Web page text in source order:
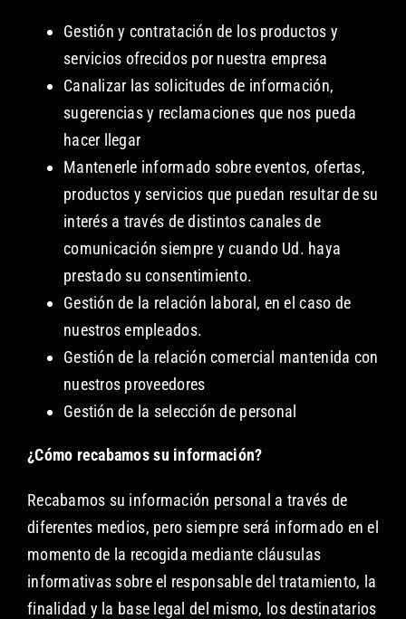
Gestión y contratación de los productos y
servicios ofrecidos por nuestra empresa
Canalizar las solicitudes de información,
sugerencias y reclamaciones que nos pueda
hacer llegar
Mantenerle informado sobre eventos, ofertas,
productos y servicios que puedan resultar de su
interés a través de distintos canales de
comunicación siempre y cuando Ud. haya
prestado su consentimiento.
Gestión de la relación laboral, en el caso de
nuestros empleados.
Gestión de la relación comercial mantenida con
nuestros proveedores
Gestión de la selección de personal
¿Cómo recabamos su información?
Recabamos su información personal a través de
diferentes medios, pero siempre será informado en el
momento de la recogida mediante cláusulas
informativas sobre el responsable del tratamiento, la
finalidad y la base legal del mismo, los destinatarios